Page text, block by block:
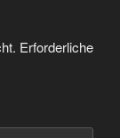
Erforderliche